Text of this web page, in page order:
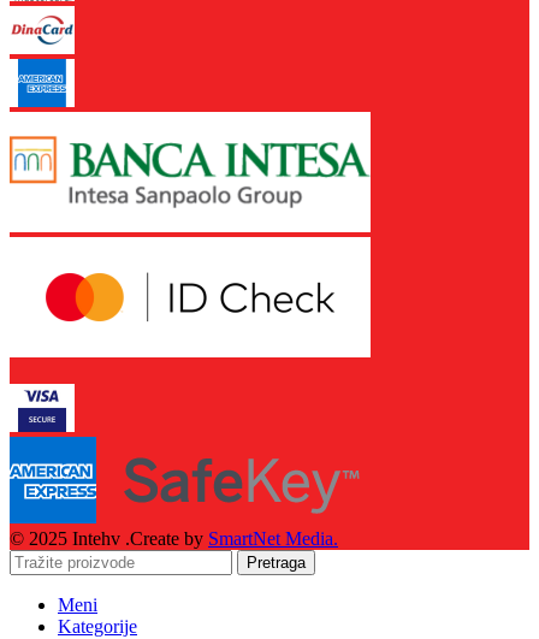
© 2025 Intehv .Create by SmartNet Media.
Pretraga
Meni
Kategorije